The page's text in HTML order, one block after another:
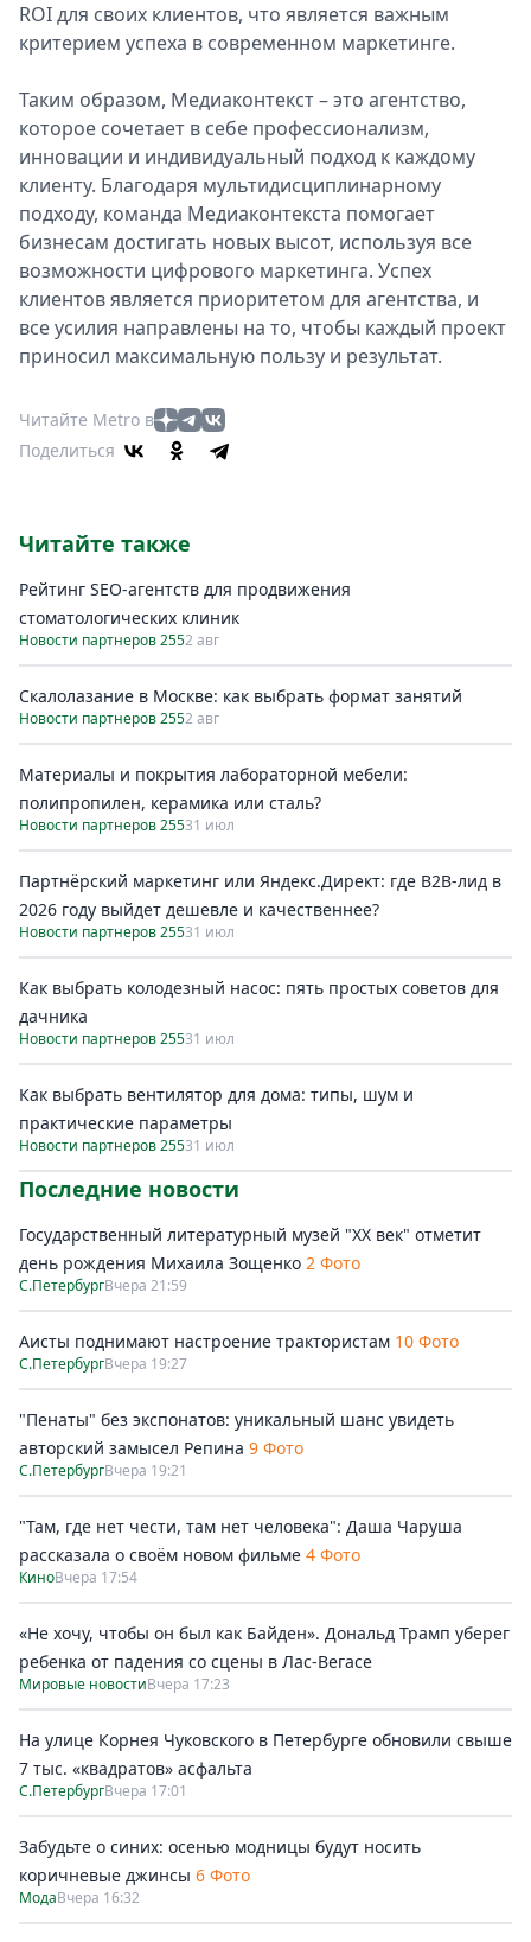
ROI для своих клиентов, что является важным
критерием успеха в современном маркетинге.
Таким образом, Медиаконтекст – это агентство,
которое сочетает в себе профессионализм,
инновации и индивидуальный подход к каждому
клиенту. Благодаря мультидисциплинарному
подходу, команда Медиаконтекста помогает
бизнесам достигать новых высот, используя все
возможности цифрового маркетинга. Успех
клиентов является приоритетом для агентства, и
все усилия направлены на то, чтобы каждый проект
приносил максимальную пользу и результат.
Читайте Metro в
Поделиться
Читайте также
Рейтинг SEO-агентств для продвижения
стоматологических клиник
Новости партнеров 2552 авг
Скалолазание в Москве: как выбрать формат занятий
Новости партнеров 2552 авг
Материалы и покрытия лабораторной мебели:
полипропилен, керамика или сталь?
Новости партнеров 25531 июл
Партнёрский маркетинг или Яндекс.Директ: где B2B-лид в
2026 году выйдет дешевле и качественнее?
Новости партнеров 25531 июл
Как выбрать колодезный насос: пять простых советов для
дачника
Новости партнеров 25531 июл
Как выбрать вентилятор для дома: типы, шум и
практические параметры
Новости партнеров 25531 июл
Последние новости
Государственный литературный музей "ХХ век" отметит
день рождения Михаила Зощенко 2 Фото
С.ПетербургВчера 21:59
Аисты поднимают настроение трактористам 10 Фото
С.ПетербургВчера 19:27
"Пенаты" без экспонатов: уникальный шанс увидеть
авторский замысел Репина 9 Фото
С.ПетербургВчера 19:21
"Там, где нет чести, там нет человека": Даша Чаруша
рассказала о своём новом фильме 4 Фото
КиноВчера 17:54
«Не хочу, чтобы он был как Байден». Дональд Трамп уберег
ребенка от падения со сцены в Лас-Вегасе
Мировые новостиВчера 17:23
На улице Корнея Чуковского в Петербурге обновили свыше
7 тыс. «квадратов» асфальта
С.ПетербургВчера 17:01
Забудьте о синих: осенью модницы будут носить
коричневые джинсы 6 Фото
МодаВчера 16:32